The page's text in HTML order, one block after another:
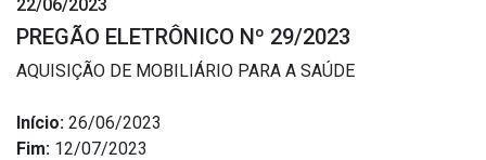
22/06/2023
PREGÃO ELETRÔNICO Nº 29/2023
AQUISIÇÃO DE MOBILIÁRIO PARA A SAÚDE
Início: 26/06/2023
Fim: 12/07/2023